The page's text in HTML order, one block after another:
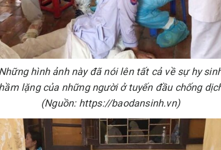
hình ảnh này đã nói lên tất cả về sự hy
lặng của những người ở tuyến đầu chống
(Nguồn: https://baodansinh.vn)